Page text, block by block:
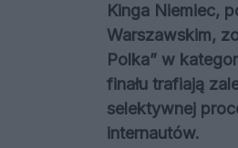
Kinga Niemiec,
Warszawskim,
Polka” w
finału trafiają
selektywnej
internautów.